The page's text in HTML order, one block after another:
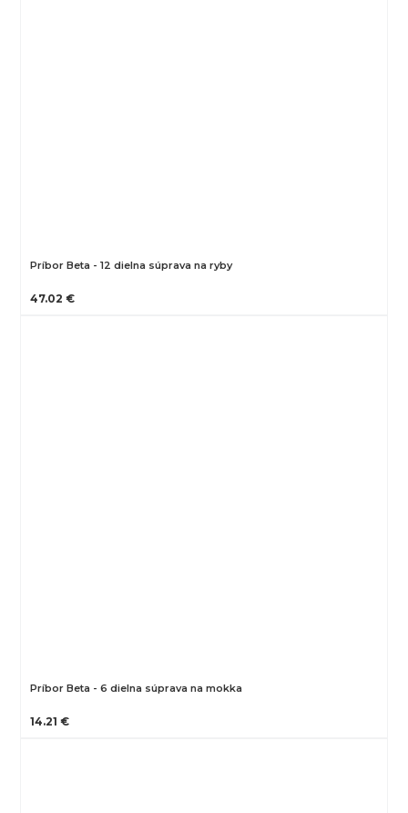
Príbor Beta - 12 dielna súprava na ryby
47.02 €
Príbor Beta - 6 dielna súprava na mokka
14.21 €